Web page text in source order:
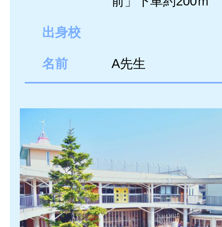
出身校
名前 A先生